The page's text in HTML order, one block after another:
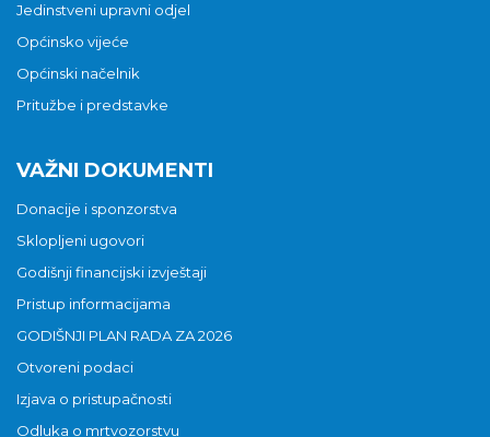
Jedinstveni upravni odjel
Općinsko vijeće
Općinski načelnik
Pritužbe i predstavke
VAŽNI DOKUMENTI
Donacije i sponzorstva
Sklopljeni ugovori
Godišnji financijski izvještaji
Pristup informacijama
GODIŠNJI PLAN RADA ZA 2026
Otvoreni podaci
Izjava o pristupačnosti
Odluka o mrtvozorstvu